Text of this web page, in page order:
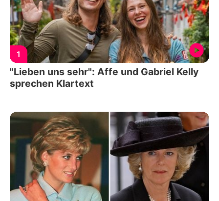
1
"Lieben uns sehr": Affe und Gabriel Kelly
sprechen Klartext